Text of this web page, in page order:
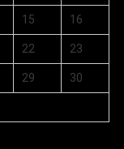
15 16
22 23
29 30